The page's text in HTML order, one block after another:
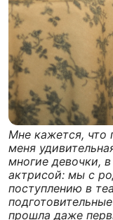
Мне кажется,
меня
многие девочки,
актрисой: мы с
поступлению в
прошла даже